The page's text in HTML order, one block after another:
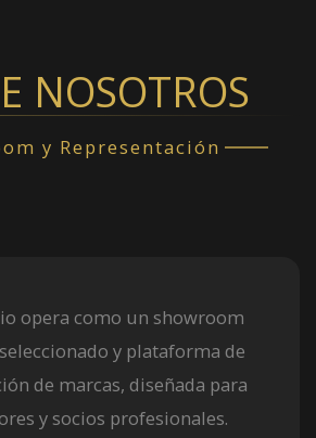
NOSOTROS
y Representación
opera como un showroom
y plataforma de
de marcas, diseñada para
y socios profesionales.